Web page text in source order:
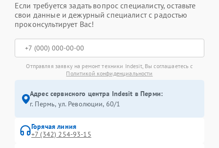
Если требуется задать вопрос специалисту, оставьте
свои данные и дежурный специалист с радостью
проконсультирует Вас!
Отправляя заявку на ремонт техники Indesit, Вы соглашаетесь с
Политикой конфиденциальности
Адрес сервисного центра Indesit в Перми:
г. Пермь, ул. ​Революции, 60/1
Горячая линия
+7 (342) 254-93-15